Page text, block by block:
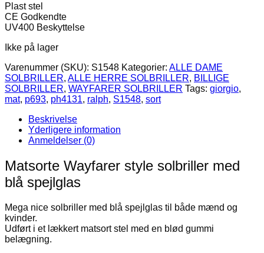
Plast stel
CE Godkendte
UV400 Beskyttelse
Ikke på lager
Varenummer (SKU): S1548 Kategorier: ALLE DAME
SOLBRILLER, ALLE HERRE SOLBRILLER, BILLIGE
SOLBRILLER, WAYFARER SOLBRILLER Tags: giorgio,
mat, p693, ph4131, ralph, S1548, sort
Beskrivelse
Yderligere information
Anmeldelser (0)
Matsorte Wayfarer style solbriller med
blå spejlglas
Mega nice solbriller med blå spejlglas til både mænd og
kvinder.
Udført i et lækkert matsort stel med en blød gummi
belægning.